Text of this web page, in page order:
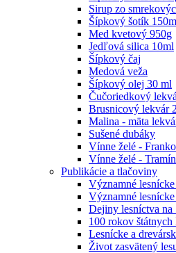
Sirup zo
Šípkový šotík
Med kvetový 950g
Jedľová silica 10ml
Šípkový čaj
Medová veža
Šípkový olej 30 ml
Čučoriedkový
Brusnicový lekvár
Malina - mäta
Sušené dubáky
Vínne želé -
Vínne želé -
Publikácie a tlačoviny
Významné
Významné
Dejiny lesníctva na
100 rokov
Lesnícke a
Život zasvätený